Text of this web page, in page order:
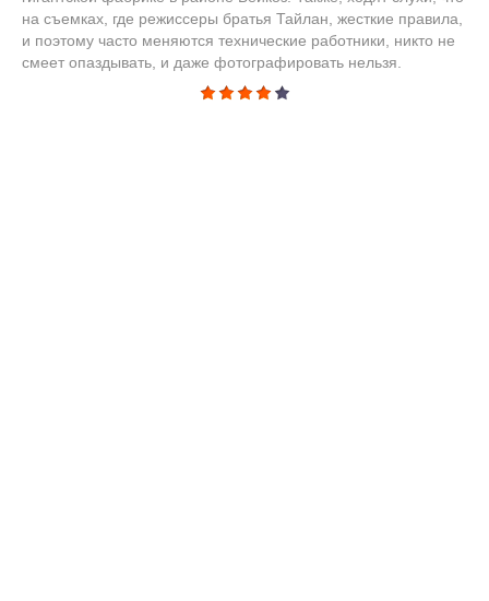
на съемках, где режиссеры братья Тайлан, жесткие правила,
и поэтому часто меняются технические работники, никто не
смеет опаздывать, и даже фотографировать нельзя.